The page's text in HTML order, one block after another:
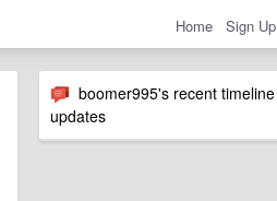
Home Sign Up
boomer995's recent timeline
updates